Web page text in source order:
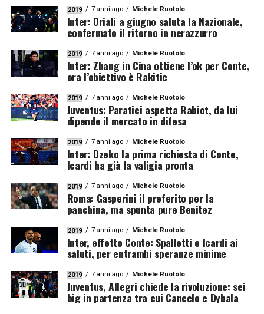
2019 7 anni ago Michele Ruotolo
Inter: Oriali a giugno saluta la Nazionale,
confermato il ritorno in nerazzurro
2019 7 anni ago Michele Ruotolo
Inter: Zhang in Cina ottiene l’ok per Conte,
ora l’obiettivo è Rakitic
2019 7 anni ago Michele Ruotolo
Juventus: Paratici aspetta Rabiot, da lui
dipende il mercato in difesa
2019 7 anni ago Michele Ruotolo
Inter: Dzeko la prima richiesta di Conte,
Icardi ha già la valigia pronta
2019 7 anni ago Michele Ruotolo
Roma: Gasperini il preferito per la
panchina, ma spunta pure Benitez
2019 7 anni ago Michele Ruotolo
Inter, effetto Conte: Spalletti e Icardi ai
saluti, per entrambi speranze minime
2019 7 anni ago Michele Ruotolo
Juventus, Allegri chiede la rivoluzione: sei
big in partenza tra cui Cancelo e Dybala